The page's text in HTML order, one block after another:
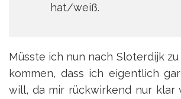
hat/weiß.
Müsste ich nun nach Sloterdijk
kommen, dass ich eigentlich
will, da mir rückwirkend nur klar